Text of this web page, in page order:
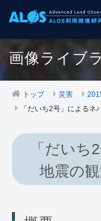
画像ライブ
トップ 災害
「だいち2号」による
「だい
地震の